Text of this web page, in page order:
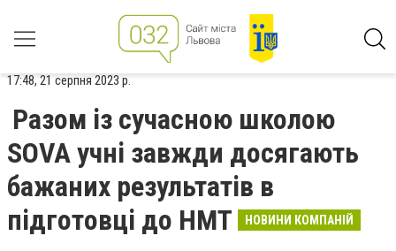
17:48, 21 серпня 2023 р.
Разом із сучасною школою
SOVA учні завжди досягають
бажаних результатів в
підготовці до НМТ
НОВИНИ КОМПАНІЙ